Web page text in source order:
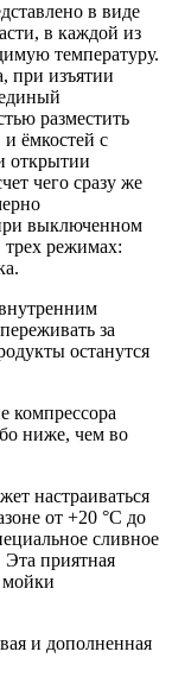
в виде
в каждой из
температуру.
при изъятии
разместить
и ёмкостей с
открытии
чего сразу же
выключенном
трех режимах:
за
останутся
компрессора
ниже, чем во
настраиваться
от +20 °C до
сливное
Эта приятная
мойки
и дополненная